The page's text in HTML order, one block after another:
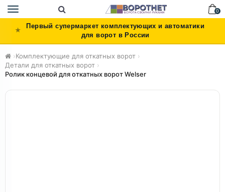
Toggle
navigation
0
Первый супермаркет комплектующих и автоматики
для ворот в России
›Комплектующие для откатных ворот ›
Детали для откатных ворот ›
Ролик концевой для откатных ворот Welser